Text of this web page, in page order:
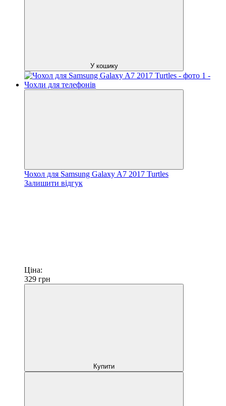
У кошику
Чохол для Samsung Galaxy A7 2017 Turtles
Залишити відгук
Ціна:
329 грн
Купити